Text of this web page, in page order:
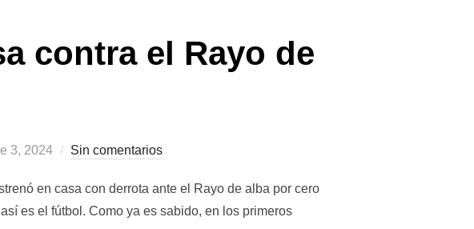
contra el Rayo de
3, 2024 Sin comentarios
en casa con derrota ante el Rayo de alba por cero
es el fútbol. Como ya es sabido, en los primeros